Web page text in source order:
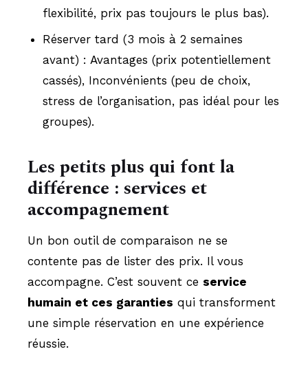
flexibilité, prix pas toujours le plus bas).
Réserver tard (3 mois à 2 semaines
avant) : Avantages (prix potentiellement
cassés), Inconvénients (peu de choix,
stress de l’organisation, pas idéal pour les
groupes).
Les petits plus qui font la
différence : services et
accompagnement
Un bon outil de comparaison ne se
contente pas de lister des prix. Il vous
accompagne. C’est souvent ce service
humain et ces garanties qui transforment
une simple réservation en une expérience
réussie.